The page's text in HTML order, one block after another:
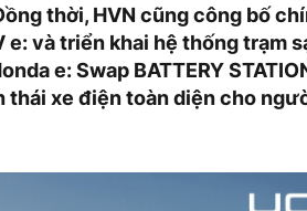
thời, HVN cũng công bố
e: và triển khai hệ thống trạm
e: Swap BATTERY
xe điện toàn diện cho